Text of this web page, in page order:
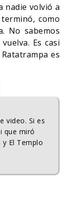
nadie volvió a
como
No sabemos
Es casi
es
video. Si es
que miró
y El Templo